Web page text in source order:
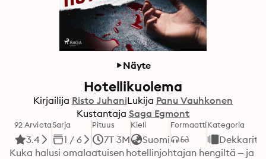
Näyte
Hotellikuolema
Kirjailija Risto JuhaniLukija Panu Vauhkonen
Kustantaja Saga Egmont
92 Arviota
3.4
Sarja
1 / 6
Pituus
7T 3M
Kieli
Suomi
FormaattiKategoria
Dekkarit
Kuka halusi omalaatuisen hotellinjohtajan hengiltä – ja